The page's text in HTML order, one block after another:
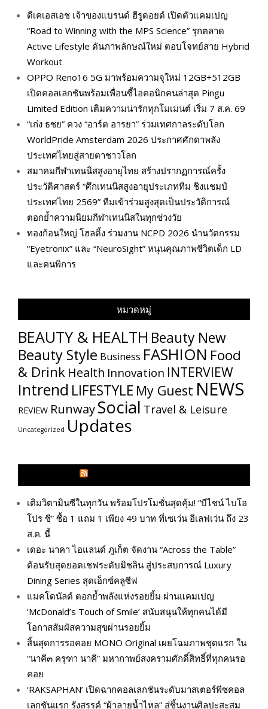
ดีเคเอสเอช เจ้าของแบรนด์ ฮีรูดอยด์ เปิดตัวแคมเปญ
“Road to Winning with the MPS Science” รุกตลาด
Active Lifestyle ดันภาพลักษณ์ใหม่ ตอบโจทย์สาย Hybrid
Workout
OPPO Reno16 5G มาพร้อมความจุใหม่ 12GB+512GB
เปิดคอลเลกชันพร้อมเพื่อนซี้ไอคอนิกคนล่าสุด Pingu
Limited Edition เติมความน่ารักทุกโมเมนต์ เริ่ม 7 ส.ค. 69
“เก่ง ธชย” ควง “อาร์ต อารยา” ร่วมเทศกาลระดับโลก
WorldPride Amsterdam 2026 ประกาศศักดาพลัง
ประเทศไทยสู่สายตาชาวโลก
สมาคมกีฬาเทนนิสสูงอายุไทย สร้างปรากฏการณ์ครั้ง
ประวัติศาสตร์ “ศึกเทนนิสสูงอายุประเภททีม ชิงแชมป์
ประเทศไทย 2569” ทีมเข้าร่วมสูงสุดเป็นประวัติการณ์
ตอกย้ำความนิยมกีฬาเทนนิสในทุกช่วงวัย
ทองก้อนใหญ่ โฮลดิ้ง ร่วมงาน NCPD 2026 นำนวัตกรรม
“Eyetronix” และ “NeuroSight” หนุนคุณภาพชีวิตเด็ก LD
และคนพิการ
หมวดหมู่
BEAUTY & HEALTH Beauty New
Beauty Style Business FASHION Food
& Drink Health Innovation INTERVIEW
Intrend LIFESTYLE My​ Guest NEWS
REVIEW RunwaySocial Travel & Leisure
Uncategorized Updates
เติมวิตามินซีในทุกวัน พร้อมโปรโมชั่นสุดคุ้ม! “บีไชน์ ไบโอ
โปร ซี” ซื้อ 1 แถม 1 เพียง 49 บาท ที่เซเว่น อีเลฟเว่น ถึง 23
ส.ค. นี้
เดอะ นาคา ไอแลนด์ ภูเก็ต จัดงาน “Across the Table”
ต้อนรับสุดยอดเชฟระดับมิชลิน สู่ประสบการณ์ Luxury
Dining Series สุดเอ็กซ์คลูซีฟ
แมคโดนัลด์ ตอกย้ำพลังแห่งรอยยิ้ม ผ่านแคมเปญ
‘McDonald’s Touch of Smile’ สนับสนุนให้ทุกคนได้มี
โอกาสสัมผัสความสุขผ่านรอยยิ้ม
สิ้นสุดการรอคอย MONO Original เผยโฉมภาพชุดแรก ใน
“นาคี๓ ครุฑา นาคี” มหากาพย์สงครามศักดิ์สิทธิ์ที่ทุกคนรอ
คอย
‘RAKSAPHAN’ เปิดฉากคอลเลกชันระดับมาสเตอร์พีซคอล
เลกชันแรก รังสรรค์ “ผ้าลายน้ำไหล” สู่ชิ้นงานศิลปะสะสม